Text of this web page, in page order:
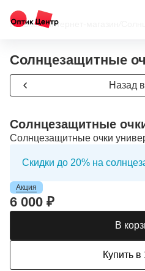
Главная/Интернет-магазин
Солнцезащитные
Назад
Солнцезащитные
Солнцезащитные очки
Скидки до 20% на
Акция
6 000 ₽
В
Купить в